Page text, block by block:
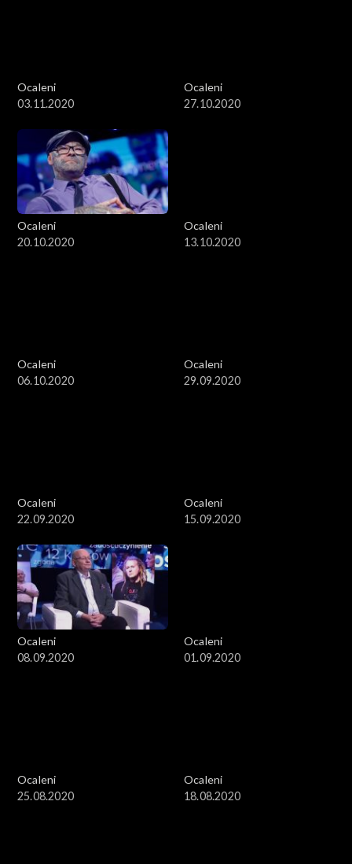
Ocaleni
03.11.2020
Ocaleni
27.10.2020
Ocaleni
20.10.2020
Ocaleni
13.10.2020
Ocaleni
06.10.2020
Ocaleni
29.09.2020
Ocaleni
22.09.2020
Ocaleni
15.09.2020
Ocaleni
08.09.2020
Ocaleni
01.09.2020
Ocaleni
25.08.2020
Ocaleni
18.08.2020